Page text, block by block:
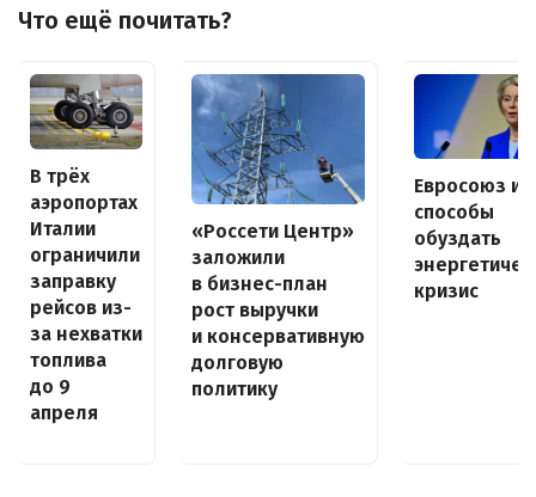
Что ещё почитать?
В трёх
аэропортах
Италии
ограничили
заправку
рейсов из-
за нехватки
топлива
до 9
апреля
«Россети Центр»
заложили
в бизнес-план
рост выручки
и консервативную
долговую
политику
Евросоюз
способы
обуздать
кризис